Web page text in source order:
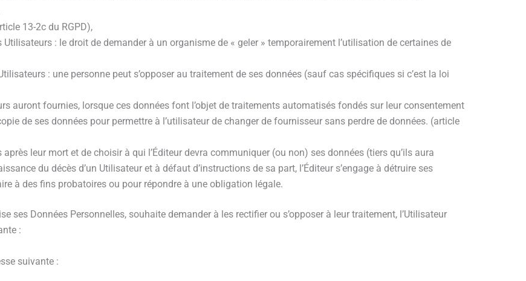
13-2c du RGPD),
: le droit de demander à un organisme de « geler » temporairement l’utilisation de certaines de
: une personne peut s’opposer au traitement de ses données (sauf cas spécifiques si c’est la loi
auront fournies, lorsque ces données font l’objet de traitements automatisés fondés sur leur consentement
de ses données pour permettre à l’utilisateur de changer de fournisseur sans perdre de données. (article
leur mort et de choisir à qui l’Éditeur devra communiquer (ou non) ses données (tiers qu’ils aura
du décès d’un Utilisateur et à défaut d’instructions de sa part, l’Éditeur s’engage à détruire ses
à des fins probatoires ou pour répondre à une obligation légale.
ses Données Personnelles, souhaite demander à les rectifier ou s’opposer à leur traitement, l’Utilisateur
:
suivante :